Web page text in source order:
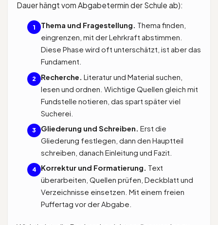
Dauer hängt vom Abgabetermin der Schule ab):
1 Thema und Fragestellung. Thema finden,
eingrenzen, mit der Lehrkraft abstimmen.
Diese Phase wird oft unterschätzt, ist aber das
Fundament.
2 Recherche. Literatur und Material suchen,
lesen und ordnen. Wichtige Quellen gleich mit
Fundstelle notieren, das spart später viel
Sucherei.
3 Gliederung und Schreiben. Erst die
Gliederung festlegen, dann den Hauptteil
schreiben, danach Einleitung und Fazit.
4 Korrektur und Formatierung. Text
überarbeiten, Quellen prüfen, Deckblatt und
Verzeichnisse einsetzen. Mit einem freien
Puffertag vor der Abgabe.